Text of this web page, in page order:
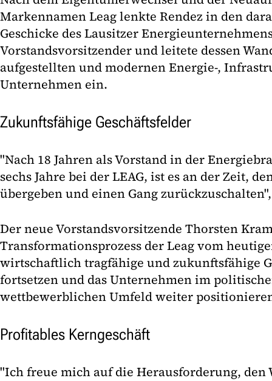
Markennamen Leag lenkte Rendez in den
Geschicke des Lausitzer
Vorstandsvorsitzender und leitete dessen
aufgestellten und modernen Energie-,
Unternehmen ein.
Zukunftsfähige Geschäftsfelder
"Nach 18 Jahren als Vorstand in der
sechs Jahre bei der LEAG, ist es an der Zeit,
übergeben und einen Gang
Der neue Vorstandsvorsitzende Thorsten
Transformationsprozess der Leag vom
wirtschaftlich tragfähige und zukunftsfähige
fortsetzen und das Unternehmen im
wettbewerblichen Umfeld weiter
Profitables Kerngeschäft
"Ich freue mich auf die Herausforderung, den